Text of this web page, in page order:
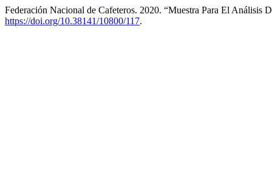
Federación Nacional de Cafeteros. 2020. “Muestra Para El Análisis
https://doi.org/10.38141/10800/117.